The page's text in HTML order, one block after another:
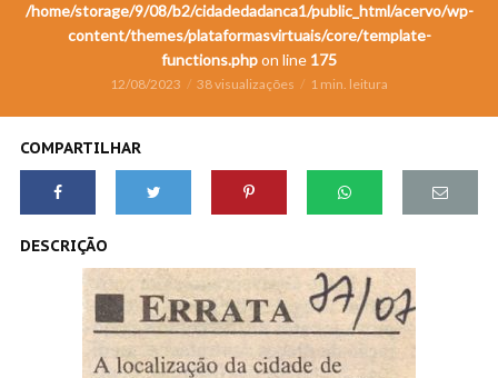
/home/storage/9/08/b2/cidadedadanca1/public_html/acervo/wp-
content/themes/plataformasvirtuais/core/template-
functions.phpon line 175
12/08/2023 38 visualizações 1 min. leitura
COMPARTILHAR
DESCRIÇÃO